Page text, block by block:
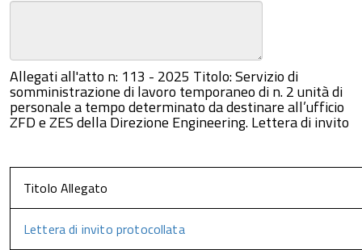
Allegati all'atto n: 113 - 2025 Titolo: Servizio di
somministrazione di lavoro temporaneo di n. 2 unità di
personale a tempo determinato da destinare all’ufficio
ZFD e ZES della Direzione Engineering. Lettera di invito
Titolo Allegato
Lettera di invito protocollata